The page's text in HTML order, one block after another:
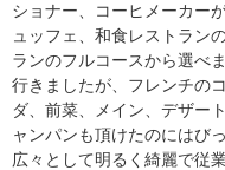
ショナー、コーヒメーカー
ュッフェ、和食レストラン
ランのフルコースから選べ
行きましたが、フレンチの
ダ、前菜、メイン、デザー
ャンパンも頂けたのにはび
広々として明るく綺麗で従